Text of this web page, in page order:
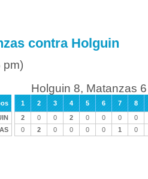
contra Holguin
pm)
Holguin 8, Matanzas 6
1 2 3 4 5 6 7 8
2 0 0 2 0 0 0 0
0 2 0 0 0 0 1 0